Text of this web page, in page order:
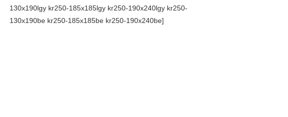
130x190lgy kr250-185x185lgy kr250-190x240lgy kr250-
130x190be kr250-185x185be kr250-190x240be]